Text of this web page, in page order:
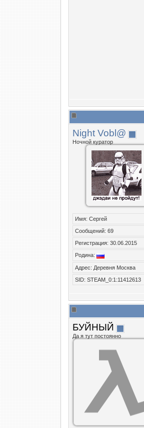
Night Vobl@
Ночной куратор
Имя: Сергей
Сообщений: 69
Регистрация: 30.06.2015
Родина:
Адрес: Деревня Москва
SID: STEAM_0:1:11412613
БУЙНЫЙ
Да я тут постоянно